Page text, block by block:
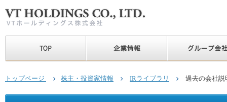
トップページ 株主・投資家情報 IRライブラリ 過去の会社説